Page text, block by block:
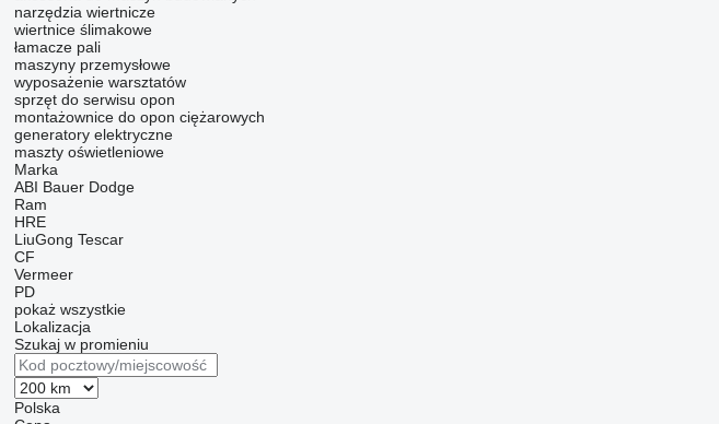
narzędzia wiertnicze
wiertnice ślimakowe
łamacze pali
maszyny przemysłowe
wyposażenie warsztatów
sprzęt do serwisu opon
montażownice do opon ciężarowych
generatory elektryczne
maszty oświetleniowe
Marka
ABI Bauer Dodge
Ram
HRE
LiuGong Tescar
CF
Vermeer
PD
pokaż wszystkie
Lokalizacja
Szukaj w promieniu
Polska